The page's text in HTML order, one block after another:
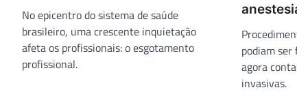
No epicentro do sistema de saúde
brasileiro, uma crescente inquietação
afeta os profissionais: o esgotamento
profissional.
podiam ser
agora
invasivas.